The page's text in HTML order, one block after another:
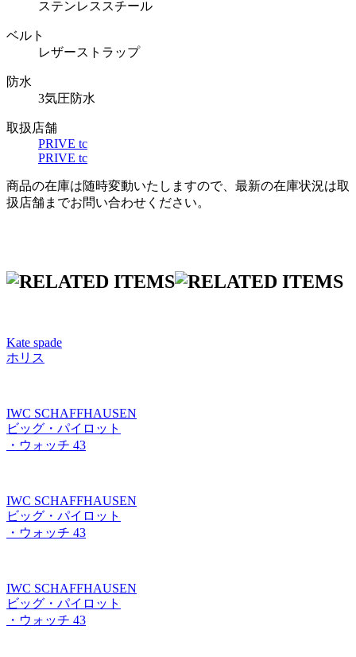
ステンレススチール
ベルト
レザーストラップ
防水
3気圧防水
取扱店舗
PRIVE tc
PRIVE tc
商品の在庫は随時変動いたしますので、最新の在庫状況は取
扱店舗までお問い合わせください。
Kate spade
ホリス
IWC SCHAFFHAUSEN
ビッグ・パイロット
・ウォッチ 43
IWC SCHAFFHAUSEN
ビッグ・パイロット
・ウォッチ 43
IWC SCHAFFHAUSEN
ビッグ・パイロット
・ウォッチ 43